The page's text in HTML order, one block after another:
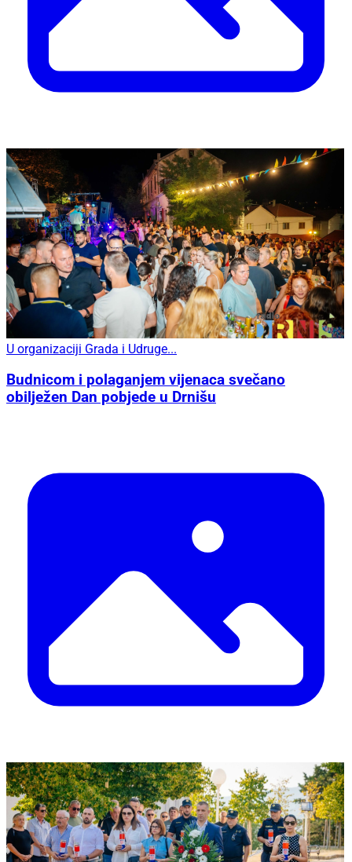
U organizaciji Grada i Udruge...
Budnicom i polaganjem vijenaca svečano
obilježen Dan pobjede u Drnišu